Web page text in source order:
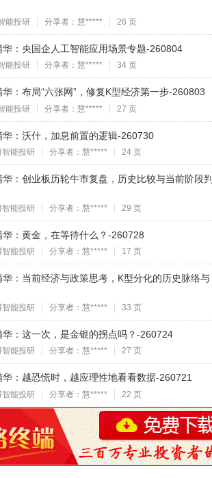
能投研 分享者：慧***** 26 页
：央国企人工智能应用场景专题-260804
能投研 分享者：慧***** 34 页
：布局“六张网”，修复K型经济第一步-260803
能投研 分享者：慧***** 27 页
：沃什，加息前置的逻辑-260730
智能投研 分享者：慧***** 24 页
：创业板历轮牛市复盘，历史比较与当前阶段判
智能投研 分享者：慧***** 29 页
：黄金，在等待什么？-260728
智能投研 分享者：慧***** 17 页
：当前经济与政策思考，K型分化的历史脉络与
智能投研 分享者：慧***** 33 页
：这一次，是金银的拐点吗？-260724
智能投研 分享者：慧***** 27 页
：越恐慌时，越应理性地看看数据-260721
智能投研 分享者：慧***** 22 页